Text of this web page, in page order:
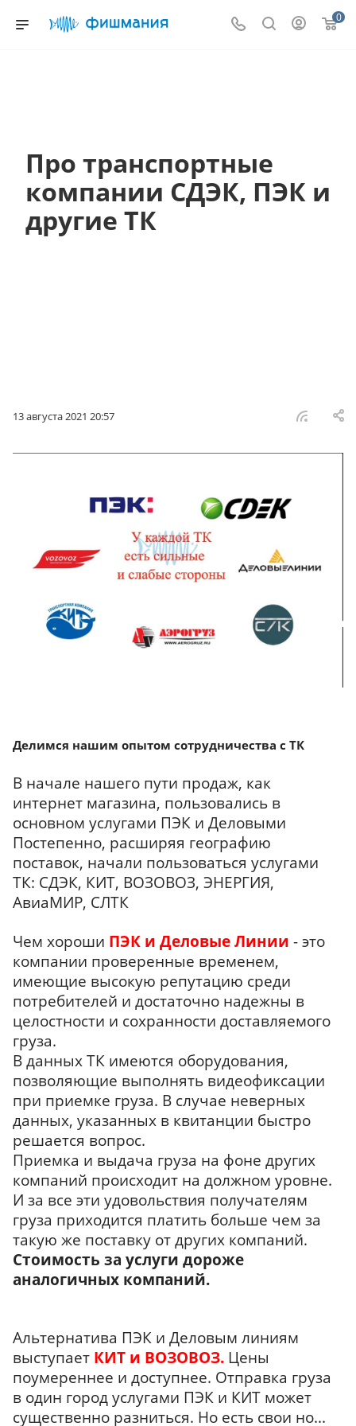
0
Про транспортные
компании СДЭК, ПЭК и
другие ТК
13 августа 2021 20:57
Делимся нашим опытом сотрудничества с ТК
В начале нашего пути продаж, как
интернет магазина, пользовались в
основном услугами ПЭК и Деловыми
Постепенно, расширяя географию
поставок, начали пользоваться услугами
ТК: СДЭК, КИТ, ВОЗОВОЗ, ЭНЕРГИЯ,
АвиаМИР, СЛТК
Чем хороши ПЭК и Деловые Линии - это
компании проверенные временем,
имеющие высокую репутацию среди
потребителей и достаточно надежны в
целостности и сохранности доставляемого
груза.
В данных ТК имеются оборудования,
позволяющие выполнять видеофиксации
при приемке груза. В случае неверных
данных, указанных в квитанции быстро
решается вопрос.
Приемка и выдача груза на фоне других
компаний происходит на должном уровне.
И за все эти удовольствия получателям
груза приходится платить больше чем за
такую же поставку от других компаний.
Стоимость за услуги дороже
аналогичных компаний.
Альтернатива ПЭК и Деловым линиям
выступает КИТ и ВОЗОВОЗ. Цены
поумереннее и доступнее. Отправка груза
в один город услугами ПЭК и КИТ может
существенно разниться. Но есть свои но...